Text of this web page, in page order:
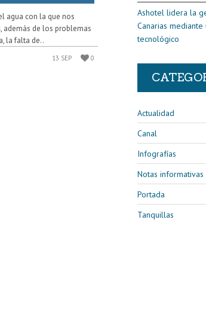
agua con la que nos
además de los problemas
la falta de..
13 SEP 0
Ashotel lidera la
Canarias
tecnológico
Actualidad
Canal
Infografías
Notas informativas
Portada
Tanquillas